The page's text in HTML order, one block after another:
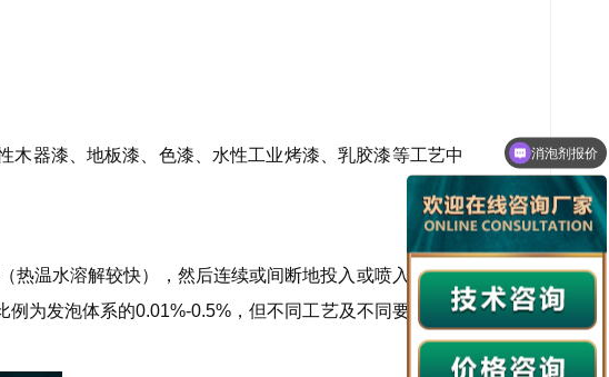
木器漆、地板漆、色漆、水性工业烤漆、乳胶漆等工艺中
热温水溶解较快），然后连续或间断地投入或喷入生泡体
为发泡体系的0.01%-0.5%，但不同工艺及不同要求，用
消泡剂产品说明